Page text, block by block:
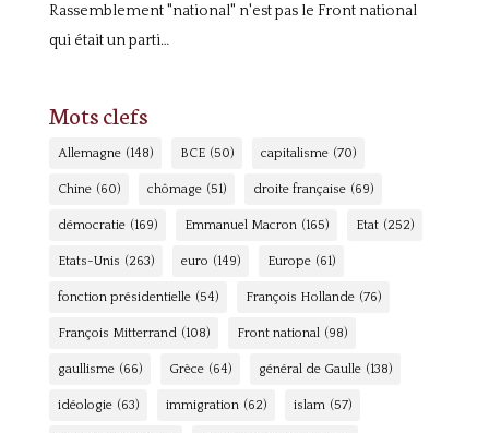
Rassemblement "national" n'est pas le Front national
qui était un parti…
Mots clefs
Allemagne (148) BCE (50) capitalisme (70)
Chine (60) chômage (51) droite française (69)
démocratie (169) Emmanuel Macron (165) Etat (252)
Etats-Unis (263) euro (149) Europe (61)
fonction présidentielle (54) François Hollande (76)
François Mitterrand (108) Front national (98)
gaullisme (66) Grèce (64) général de Gaulle (138)
idéologie (63) immigration (62) islam (57)